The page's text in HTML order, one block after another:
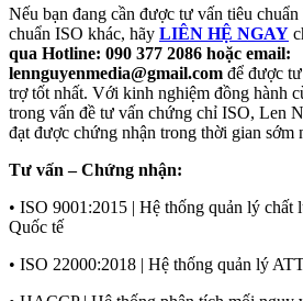
Nếu bạn đang cần được tư vấn tiêu
chuẩn ISO khác, hãy LIÊN HỆ NGAY
qua Hotline: 090 377 2086 hoặc email:
lennguyenmedia@gmail.com để được
trợ tốt nhất. Với kinh nghiệm đồng hành
trong vấn đề tư vấn chứng chỉ ISO, Len
đạt được chứng nhận trong thời gian sớm
Tư vấn – Chứng nhận:
• ISO 9001:2015 | Hệ thống quản lý chất
Quốc tế
• ISO 22000:2018 | Hệ thống quản lý